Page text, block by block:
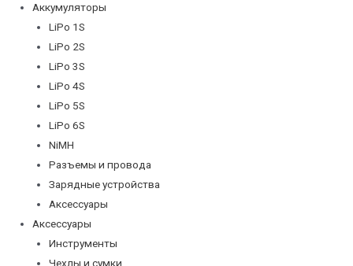
Аккумуляторы
LiPo 1S
LiPo 2S
LiPo 3S
LiPo 4S
LiPo 5S
LiPo 6S
NiMH
Разъемы и провода
Зарядные устройства
Аксессуары
Аксессуары
Инструменты
Чехлы и сумки